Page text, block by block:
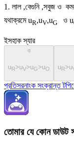
1. লাল ,বেগুনি ,সবুজ ও
যথাক্রমে uR,uV,uG ও u
ইসহাক স্যার
ক
uR>uV>uG>uO uR>u
প্রতিসরনাংক সংক্রান্ত
তোমার যে কোন ডাউট